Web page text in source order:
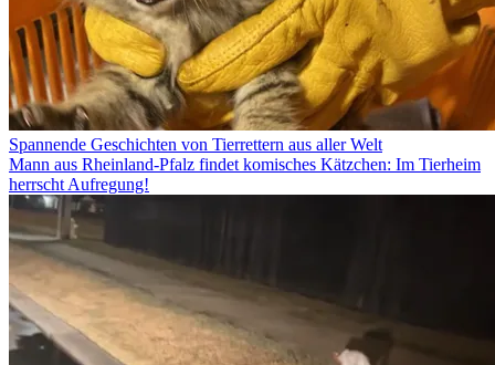
Spannende Geschichten von Tierrettern aus aller Welt
Mann aus Rheinland-Pfalz findet komisches Kätzchen: Im Tierheim
herrscht Aufregung!